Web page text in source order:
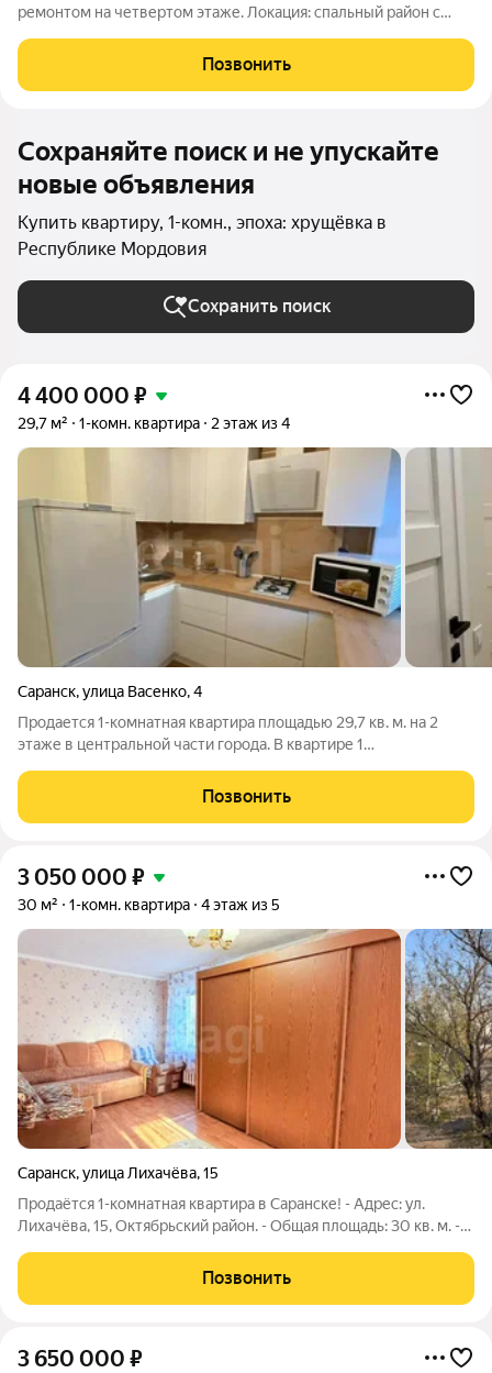
ремонтом на четвертом этаже. Локация: спальный район с
детские сады №66 и №88, школа №11, магазины «Пятерочка»,
«Магнит», «Тихий океан», пекарни.
Позвонить
Сохраняйте поиск и не упускайте
новые объявления
Купить квартиру, 1-комн., эпоха: хрущёвка в
Республике Мордовия
Сохранить поиск
4 400 000 ₽
29,7 м² 1-комн. квартира 2 этаж из 4
Саранск,улица Васенко,4
Продается 1-комнатная квартира площадью 29,7 кв. м. на 2
этаже в центральной части города. В квартире 1
площадью 6 кв. м. Выполнен евроремонт. Совмещённый
санузел, сантехника в отличном
Позвонить
3 050 000 ₽
30 м² 1-комн. квартира 4 этаж из 5
Саранск,улица Лихачёва,15
Продаётся 1-комнатная квартира в Саранске! - Адрес: ул.
Лихачёва, 15, Октябрьский район. - Общая площадь: 30 кв. м. -
дорогу. - Санузел:совмещённый. О квартире Уютная 1-
комнатная квартира
Позвонить
3 650 000 ₽